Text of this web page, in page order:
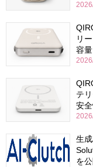
リ
容
テ
安
生
を